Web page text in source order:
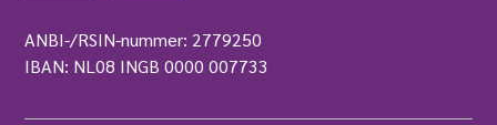
ANBI-/RSIN-nummer: 2779250
IBAN: NL08 INGB 0000 007733